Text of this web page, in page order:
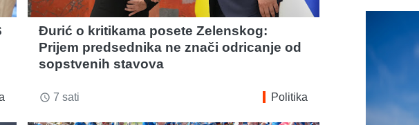
Đurić o kritikama posete Zelenskog:
Prijem predsednika ne znači odricanje od
sopstvenih stavova
access_time 7 sati Politika